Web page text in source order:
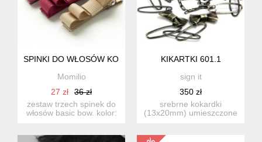
SPINKI DO WŁOSÓW KOKARDKI BASIC BOW FLORENCE
Momilio
27 zł
36 zł
zestaw trzech spinek do
włosów basic bow. kolor:
KIKARTKI 601.1
sign it
350 zł
srebrne kokardki
(13x20mm) umieszczone